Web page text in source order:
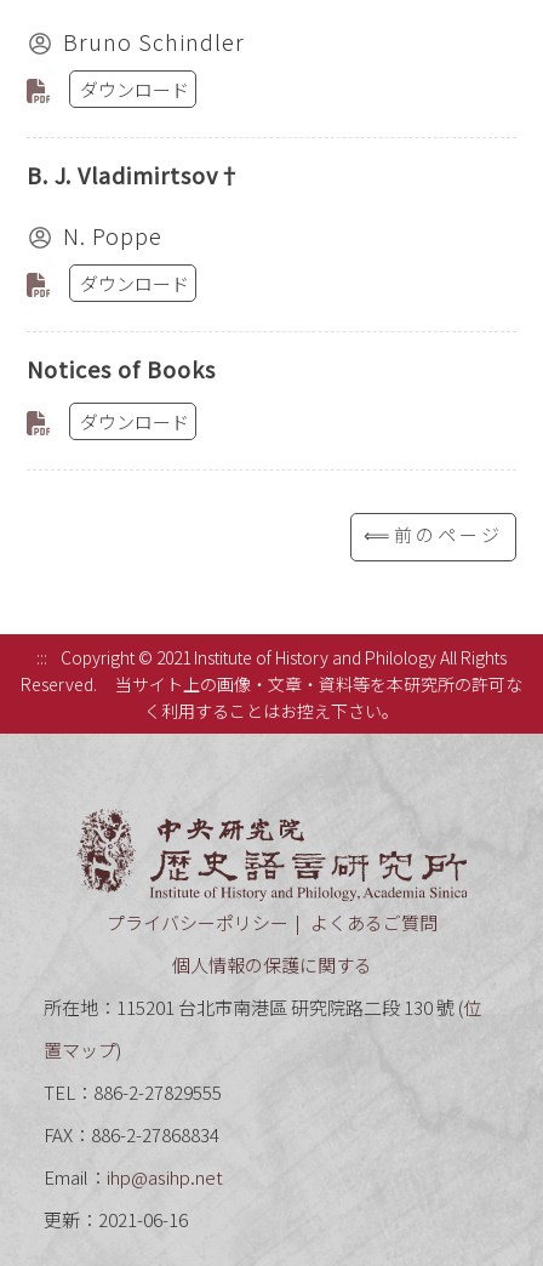
Bruno Schindler
ダウンロード
B. J. Vladimirtsov†
N. Poppe
ダウンロード
Notices of Books
ダウンロード
⟸前のページ
:::
Copyright © 2021 Institute of History and Philology All Rights
Reserved.
当サイト上の画像・文章・資料等を本研究所の許可な
く利用することはお控え下さい。
プライバシーポリシー
よくあるご質問
個人情報の保護に関する
所在地：115201 台北市南港區 研究院路二段 130 號 (位
置マップ)
TEL：886-2-27829555
FAX：886-2-27868834
Email： ihp@asihp.net
更新：2021-06-16